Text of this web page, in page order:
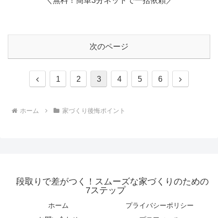
次のページ
前
1 2 3 4 5 6
次
ホーム 家づくり後悔ポイント
段取りで差がつく！スムーズな家づくりのための
7ステップ
ホーム
プライバシーポリシー